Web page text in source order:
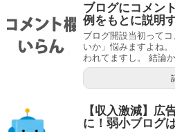
ブログにコメン
例をもとに説明
ブログ開設当初って
いか」悩みますよね
われてますし。 結論
【収入激減】広
に！弱小ブログ